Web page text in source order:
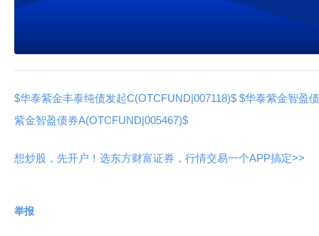
$华泰紫金丰泰纯债发起C(OTCFUND|007118)$ $华泰紫金智盈
紫金智盈债券A(OTCFUND|005467)$
想炒股，先开户！选东方财富证券，行情交易一个APP搞定>>
举报